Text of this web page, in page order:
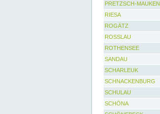
PRETZSCH-MAUKEN
RIESA
ROGÄTZ
ROSSLAU
ROTHENSEE
SANDAU
SCHARLEUK
SCHNACKENBURG
SCHULAU
SCHÖNA